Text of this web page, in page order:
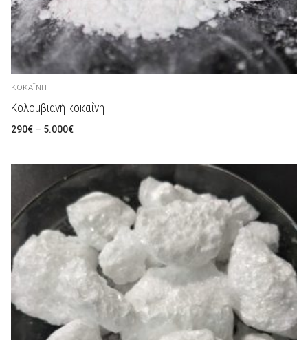
ΚΟΚΑΪ́ΝΗ
Κολομβιανή κοκαΐνη
290€ – 5.000€Preisspanne: